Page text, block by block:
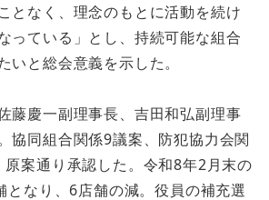
となく、理念のもとに活動を続け
っている」とし、持続可能な組合
いと総会意義を示した。
藤慶一副理事長、吉田和弘副理事
協同組合関係9議案、防犯協力会関
案通り承認した。令和8年2月末の
となり、6店舗の減。役員の補充選